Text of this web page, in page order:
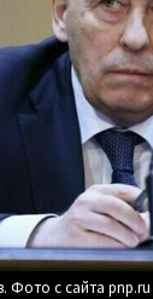
Фото с сайта pnp.ru